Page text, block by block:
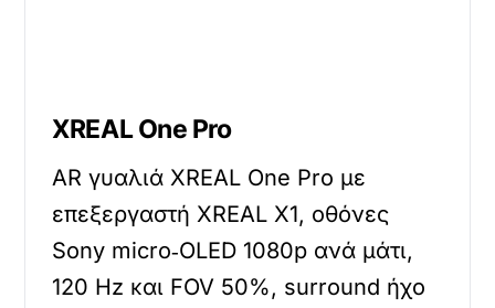
XREAL One Pro
AR γυαλιά XREAL One Pro με
επεξεργαστή XREAL X1, οθόνες
Sony micro‑OLED 1080p ανά μάτι,
120 Hz και FOV 50%, surround ήχο